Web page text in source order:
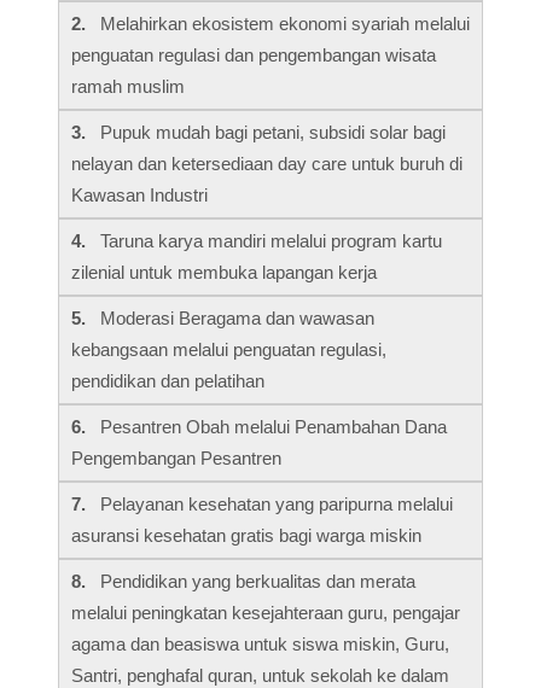
2. Melahirkan ekosistem ekonomi syariah melalui
penguatan regulasi dan pengembangan wisata
ramah muslim
3.
Pupuk mudah bagi petani, subsidi solar bagi
nelayan dan ketersediaan day care untuk buruh di
Kawasan Industri
4.
Taruna karya mandiri melalui program kartu
zilenial untuk membuka lapangan kerja
5.
Moderasi Beragama dan wawasan
kebangsaan melalui penguatan regulasi,
pendidikan dan pelatihan
6. Pesantren Obah melalui Penambahan Dana
Pengembangan Pesantren
7. Pelayanan kesehatan yang paripurna melalui
asuransi kesehatan gratis bagi warga miskin
8. Pendidikan yang berkualitas dan merata
melalui peningkatan kesejahteraan guru, pengajar
agama dan beasiswa untuk siswa miskin, Guru,
Santri, penghafal quran, untuk sekolah ke dalam